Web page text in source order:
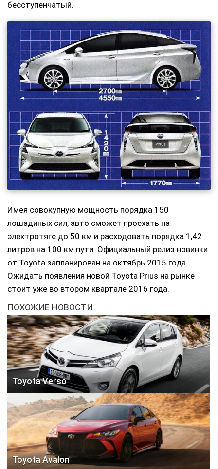
бесступенчатый.
Имея совокупную мощность порядка 150
лошадиных сил, авто сможет проехать на
электротяге до 50 км и расходовать порядка 1,42
литров на 100 км пути. Официальный релиз новинки
от Toyota запланирован на октябрь 2015 года.
Ожидать появления новой Toyota Prius на рынке
стоит уже во втором квартале 2016 года.
ПОХОЖИЕ НОВОСТИ
Toyota Verso
Toyota Avalon